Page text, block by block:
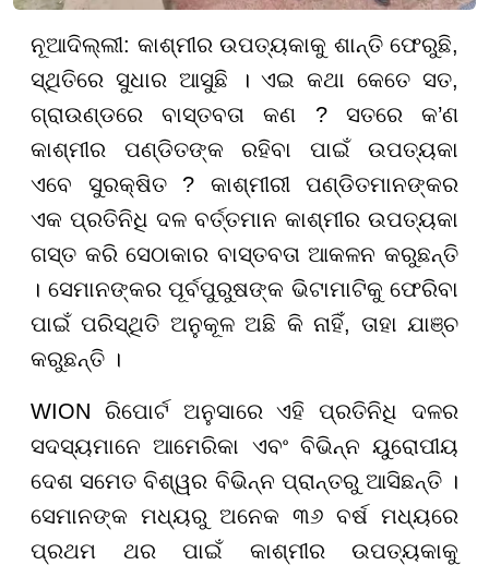
ନୂଆଦିଲ୍ଲୀ: କାଶ୍ମୀର ଉପତ୍ୟକାକୁ ଶାନ୍ତି ଫେରୁଛି,
ସ୍ଥିତିରେ ସୁଧାର ଆସୁଛି । ଏଇ କଥା କେତେ ସତ,
ଗ୍ରାଉଣ୍ଡରେ ବାସ୍ତବତା କଣ ? ସତରେ କ’ଣ
କାଶ୍ମୀର ପଣ୍ଡିତଙ୍କ ରହିବା ପାଇଁ ଉପତ୍ୟକା
ଏବେ ସୁରକ୍ଷିତ ? କାଶ୍ମୀରୀ ପଣ୍ଡିତମାନଙ୍କର
ଏକ ପ୍ରତିନିଧି ଦଳ ବର୍ତ୍ତମାନ କାଶ୍ମୀର ଉପତ୍ୟକା
ଗସ୍ତ କରି ସେଠାକାର ବାସ୍ତବତା ଆକଳନ କରୁଛନ୍ତି
। ସେମାନଙ୍କର ପୂର୍ବପୁରୁଷଙ୍କ ଭିଟାମାଟିକୁ ଫେରିବା
ପାଇଁ ପରିସ୍ଥିତି ଅନୁକୂଳ ଅଛି କି ନାହିଁ, ତାହା ଯାଞ୍ଚ
କରୁଛନ୍ତି ।
WION ରିପୋର୍ଟ ଅନୁସାରେ ଏହି ପ୍ରତିନିଧି ଦଳର
ସଦସ୍ୟମାନେ ଆମେରିକା ଏବଂ ବିଭିନ୍ନ ୟୁରୋପୀୟ
ଦେଶ ସମେତ ବିଶ୍ୱର ବିଭିନ୍ନ ପ୍ରାନ୍ତରୁ ଆସିଛନ୍ତି ।
ସେମାନଙ୍କ ମଧ୍ୟରୁ ଅନେକ ୩୬ ବର୍ଷ ମଧ୍ୟରେ
ପ୍ରଥମ ଥର ପାଇଁ କାଶ୍ମୀର ଉପତ୍ୟକାକୁ